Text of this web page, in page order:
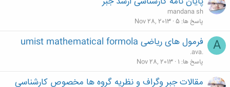
mandana sh
پاسخ ها 5
Nov 28, 2013
A فرمول های ریاضی umist mathematical formola
.ava.
پاسخ ها 1
Nov 28, 2013
مقالات جبر وگراف و نظریه گروه ها مخصوص کارشناسی